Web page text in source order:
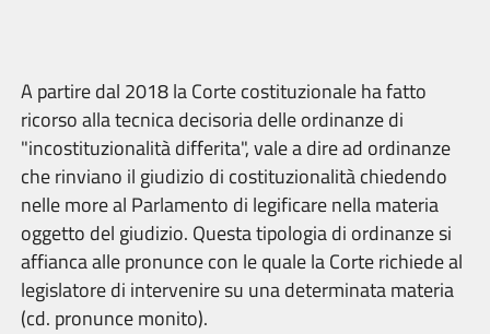
A partire dal 2018 la Corte costituzionale ha fatto
ricorso alla tecnica decisoria delle ordinanze di
"incostituzionalità differita", vale a dire ad ordinanze
che rinviano il giudizio di costituzionalità chiedendo
nelle more al Parlamento di legificare nella materia
oggetto del giudizio. Questa tipologia di ordinanze si
affianca alle pronunce con le quale la Corte richiede al
legislatore di intervenire su una determinata materia
(cd. pronunce monito).